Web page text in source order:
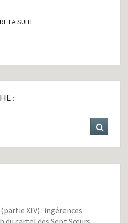
LA SUITELIRE LA SUITE
:
XIV) : ingérences